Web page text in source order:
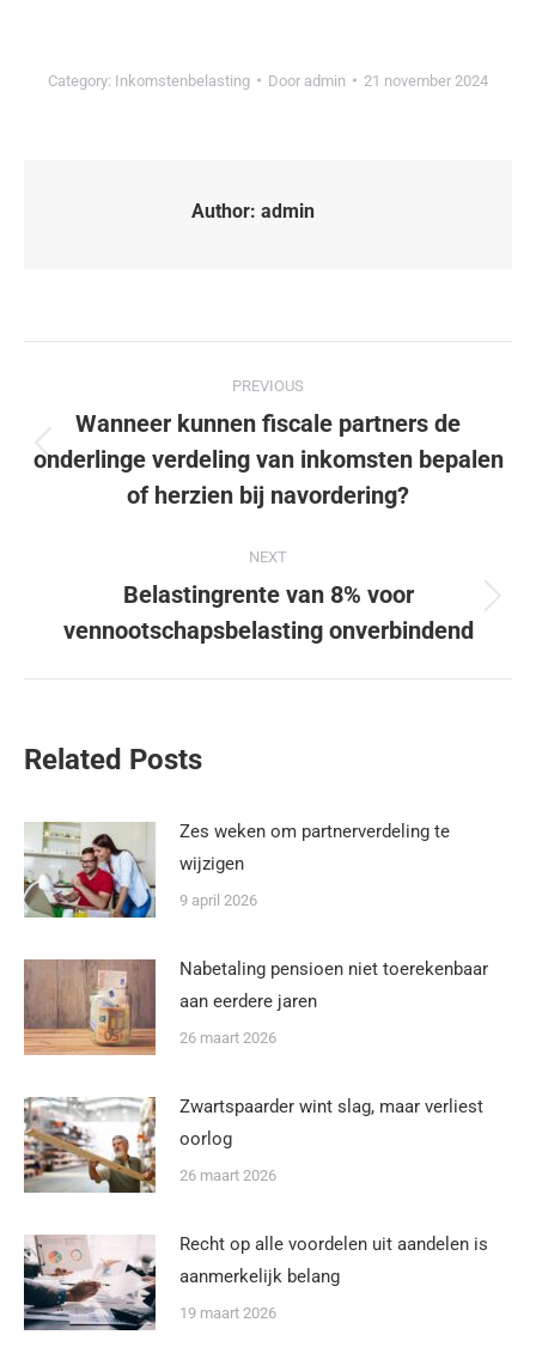
Category: Inkomstenbelasting Door admin 21 november 2024
Author: admin
PREVIOUS
Wanneer kunnen fiscale partners de
onderlinge verdeling van inkomsten bepalen
of herzien bij navordering?
NEXT
Belastingrente van 8% voor
vennootschapsbelasting onverbindend
Related Posts
Zes weken om partnerverdeling te
wijzigen
9 april 2026
Nabetaling pensioen niet toerekenbaar
aan eerdere jaren
26 maart 2026
Zwartspaarder wint slag, maar verliest
oorlog
26 maart 2026
Recht op alle voordelen uit aandelen is
aanmerkelijk belang
19 maart 2026